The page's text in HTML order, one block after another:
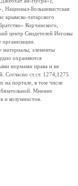
Национал-Большевистская
татарского
Корчинского,
центр Свидетелей Иеговы
материалы, элементы
охраняются
нормами права и не
Согласно ст.ст. 1274,1275
на портале, в том числе
Мнение
и колумнистов.